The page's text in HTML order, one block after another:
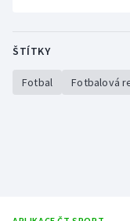
ŠTÍTKY
Fotbal Fotbalová